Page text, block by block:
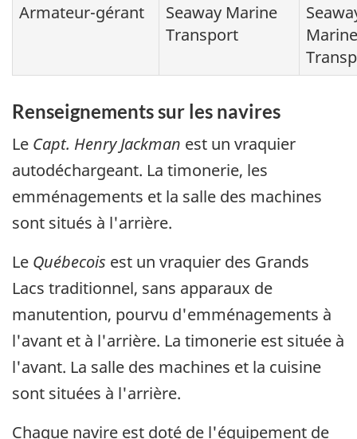
Armateur-gérant
Seaway Marine
Transport
Marine
Renseignements sur les navires
Le Capt. Henry Jackman est un vraquier
autodéchargeant. La timonerie, les
emménagements et la salle des machines
sont situés à l'arrière.
Le Québecois est un vraquier des Grands
Lacs traditionnel, sans apparaux de
manutention, pourvu d'emménagements à
l'avant et à l'arrière. La timonerie est située à
l'avant. La salle des machines et la cuisine
sont situées à l'arrière.
Chaque navire est doté de l'équipement de